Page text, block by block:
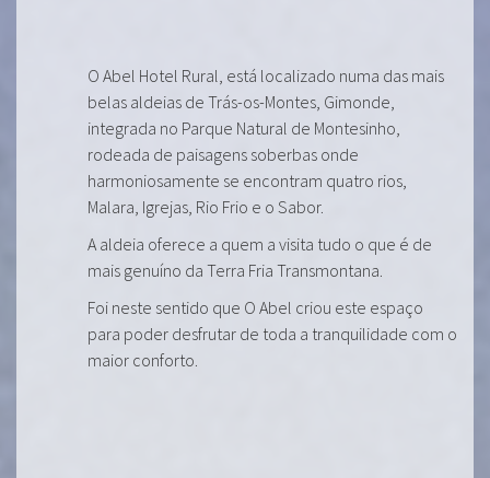
O Abel Hotel Rural, está localizado numa das mais
belas aldeias de Trás-os-Montes, Gimonde,
integrada no Parque Natural de Montesinho,
rodeada de paisagens soberbas onde
harmoniosamente se encontram quatro rios,
Malara, Igrejas, Rio Frio e o Sabor.
A aldeia oferece a quem a visita tudo o que é de
mais genuíno da Terra Fria Transmontana.
Foi neste sentido que O Abel criou este espaço
para poder desfrutar de toda a tranquilidade com o
maior conforto.